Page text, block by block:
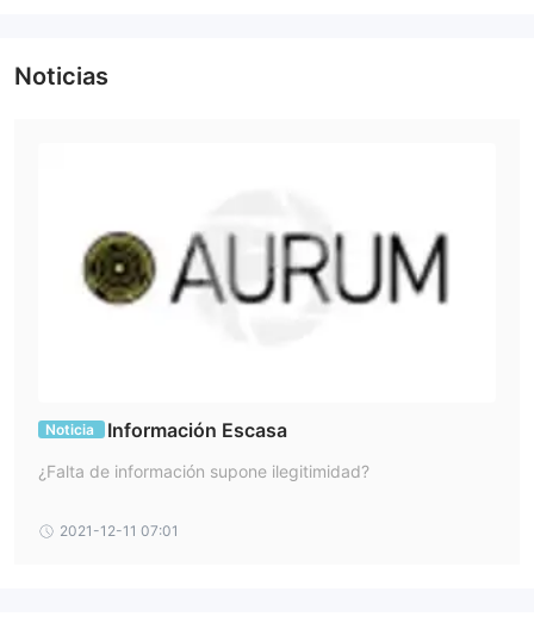
aires，c1106abg，ar.
Noticias
Noticia Información Escasa
¿Falta de información supone ilegitimidad?
2021-12-11 07:01